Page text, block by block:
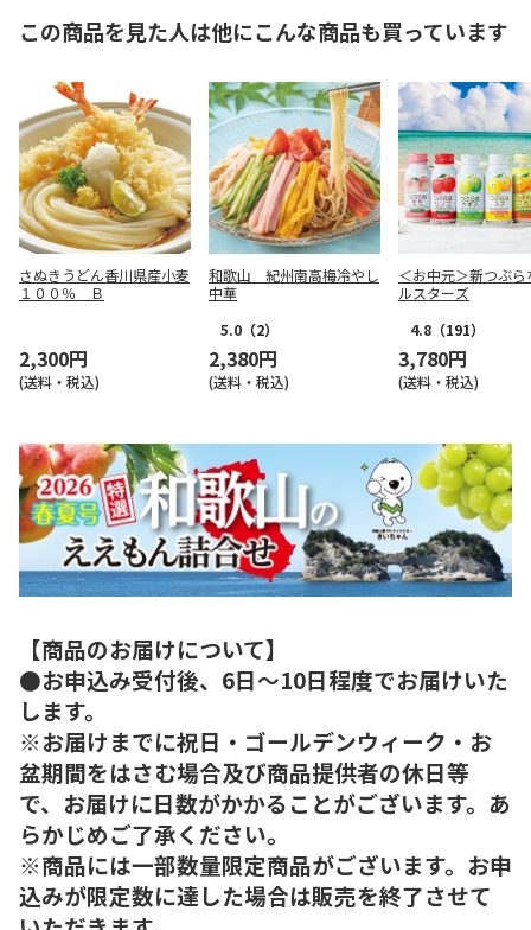
この商品を見た人は他にこんな商品も買っています
さぬきうどん香川県産小麦
１００％ Ｂ
2,300円
(送料・税込)
和歌山 紀州南高梅冷やし
中華
5.0 （2）
2,380円
(送料・税込)
＜お中元＞新つぶら
ルスターズ
4.8 （191）
3,780円
(送料・税込)
【商品のお届けについて】
●お申込み受付後、6日～10日程度でお届けいた
します。
※お届けまでに祝日・ゴールデンウィーク・お
盆期間をはさむ場合及び商品提供者の休日等
で、お届けに日数がかかることがございます。あ
らかじめご了承ください。
※商品には一部数量限定商品がございます。お申
込みが限定数に達した場合は販売を終了させて